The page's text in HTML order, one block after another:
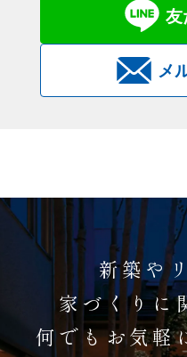
友
メ
新築や
家づくりに
何でもお気軽